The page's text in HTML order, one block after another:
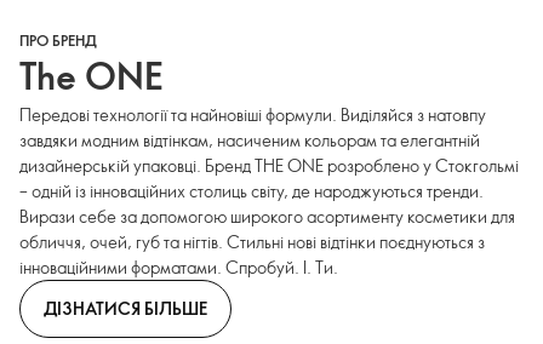
ПРО БРЕНД
The ONE
Передові технології та найновіші формули. Виділяйся з натовпу
завдяки модним відтінкам, насиченим кольорам та елегантній
дизайнерській упаковці. Бренд THE ONE розроблено у Стокгольмі
– одній із інноваційних столиць світу, де народжуються тренди.
Вирази себе за допомогою широкого асортименту косметики для
обличчя, очей, губ та нігтів. Стильні нові відтінки поєднуються з
інноваційними форматами. Спробуй. І. Ти.
ДІЗНАТИСЯ БІЛЬШЕ